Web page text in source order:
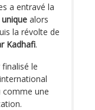
a entravé la
alors
la révolte de
Kadhafi.
le
comme une